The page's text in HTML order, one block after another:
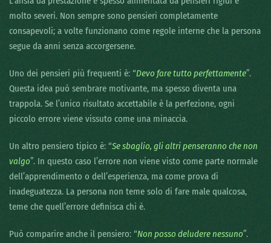
molto severi. Non sempre sono pensieri completamente
consapevoli; a volte funzionano come regole interne che la persona
segue da anni senza accorgersene.
Uno dei pensieri più frequenti è: “Devo fare tutto perfettamente”.
Questa idea può sembrare motivante, ma spesso diventa una
trappola. Se l’unico risultato accettabile è la perfezione, ogni
piccolo errore viene vissuto come una minaccia.
Un altro pensiero tipico è: “Se sbaglio, gli altri penseranno che non
valgo”. In questo caso l’errore non viene visto come parte normale
dell’apprendimento o dell’esperienza, ma come prova di
inadeguatezza. La persona non teme solo di fare male qualcosa,
teme che quell’errore definisca chi è.
Può comparire anche il pensiero: “Non posso deludere nessuno”.